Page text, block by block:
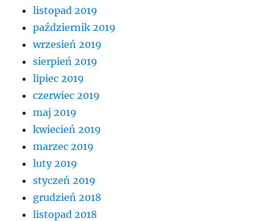
listopad 2019
październik 2019
wrzesień 2019
sierpień 2019
lipiec 2019
czerwiec 2019
maj 2019
kwiecień 2019
marzec 2019
luty 2019
styczeń 2019
grudzień 2018
listopad 2018